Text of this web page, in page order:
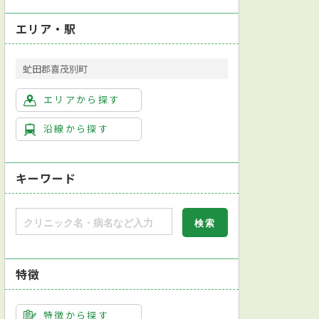
エリア・駅
虻田郡喜茂別町
エリアから探す
沿線から探す
キーワード
特徴
特徴から探す